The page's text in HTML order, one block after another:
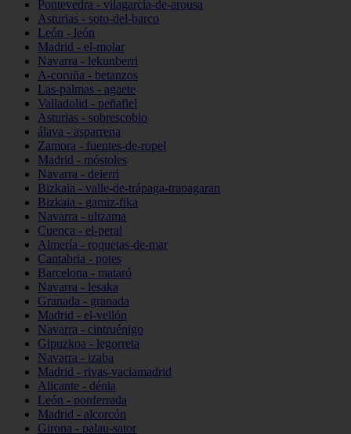
Pontevedra - vilagarcía-de-arousa
Asturias - soto-del-barco
León - león
Madrid - el-molar
Navarra - lekunberri
A-coruña - betanzos
Las-palmas - agaete
Valladolid - peñafiel
Asturias - sobrescobio
álava - asparrena
Zamora - fuentes-de-ropel
Madrid - móstoles
Navarra - deierri
Bizkaia - valle-de-trápaga-trapagaran
Bizkaia - gamiz-fika
Navarra - ultzama
Cuenca - el-peral
Almería - roquetas-de-mar
Cantabria - potes
Barcelona - mataró
Navarra - lesaka
Granada - granada
Madrid - el-vellón
Navarra - cintruénigo
Gipuzkoa - legorreta
Navarra - izaba
Madrid - rivas-vaciamadrid
Alicante - dénia
León - ponferrada
Madrid - alcorcón
Girona - palau-sator